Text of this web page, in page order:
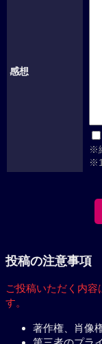
感想
※
投稿の注意事項
ご投稿いただく内容
す。
著作権、肖像